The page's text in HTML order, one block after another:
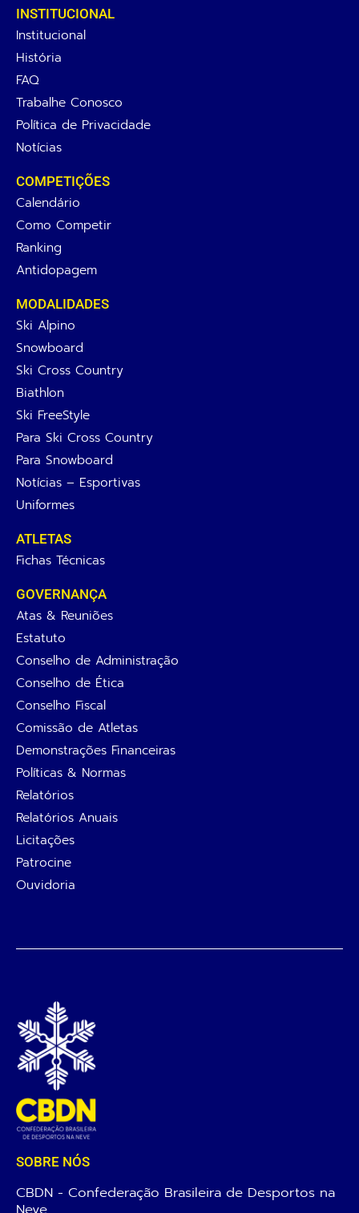
INSTITUCIONAL
Institucional
História
FAQ
Trabalhe Conosco
Política de Privacidade
Notícias
COMPETIÇÕES
Calendário
Como Competir
Ranking
Antidopagem
MODALIDADES
Ski Alpino
Snowboard
Ski Cross Country
Biathlon
Ski FreeStyle
Para Ski Cross Country
Para Snowboard
Notícias – Esportivas
Uniformes
ATLETAS
Fichas Técnicas
GOVERNANÇA
Atas & Reuniões
Estatuto
Conselho de Administração
Conselho de Ética
Conselho Fiscal
Comissão de Atletas
Demonstrações Financeiras
Políticas & Normas
Relatórios
Relatórios Anuais
Licitações
Patrocine
Ouvidoria
SOBRE NÓS
CBDN - Confederação Brasileira de Desportos na